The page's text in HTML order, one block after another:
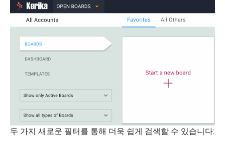
두 가지 새로운 필터를 통해 더욱 쉽게 검색할 수 있습니다: